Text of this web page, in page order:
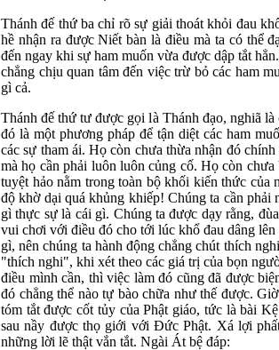
Thánhđế thứ ba chỉ rõ sự giải thoát khỏi đau
hề nhận ra được Niết bàn làđiều mà ta có thể
đến ngay khi sự ham muốn vừa được dập tắt
chẳng chịu quan tâmđến việc trừ bỏ các ham
gì cả.
Thánhđế thứ tư được gọi là Thánh đạo, nghiã
đó là một phương pháp để tận diệt các ham
các sự tham ái. Họ còn chưa thừa nhận đó chính
mà họ cần phải luôn luôn củng cố. Họ còn
tuyệt hảo nằm trong toàn bộ khối kiến thức
độ khờ dại quá khủng khiếp! Chúng ta cần phải
gì thực sự là cái gì. Chúng tađược dạy rằng, đ
vui chơi với điều đó cho tới lúc khổ đau dâng lên
gì, nên chúng ta hành động chẳng chút thích
"thích nghi", khi xét theo các giá trị của bọn
điều mình cần, thì việc làmđó cũng đã được
đó chẳng thể nào tự bào chữa như thế được.
tóm tắt được cốt tủy của Phật giáo, tức là bài
sau nầy được thọ giới với Đức Phật. Xá lợi
những lời lẽ thật vắn tắt. Ngài Át bệ đáp: